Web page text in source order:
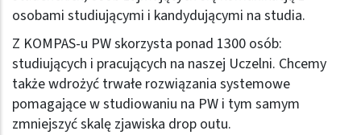
osobami studiującymi i kandydującymi na studia.
Z KOMPAS-u PW skorzysta ponad 1300 osób:
studiujących i pracujących na naszej Uczelni. Chcemy
także wdrożyć trwałe rozwiązania systemowe
pomagające w studiowaniu na PW i tym samym
zmniejszyć skalę zjawiska drop outu.